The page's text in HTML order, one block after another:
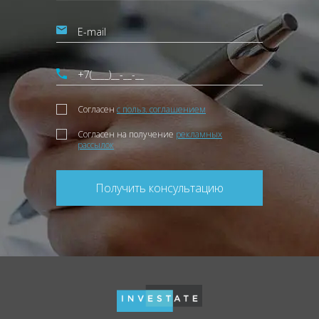
Согласен с польз. соглашением
Согласен на получение рекламных
рассылок
Получить консультацию